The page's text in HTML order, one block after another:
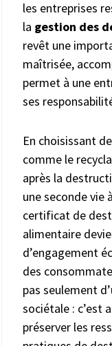
les entreprises
la gestion des
revêt une
maîtrisée,
permet à une
ses
En choisissant
comme le
après la
une seconde vie
certificat de
alimentaire
d’engagement
des
pas seulement
sociétale : c’est
préserver les